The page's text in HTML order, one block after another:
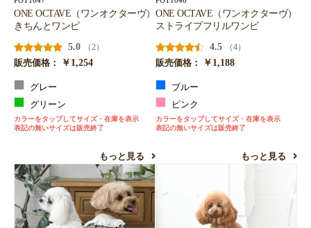
ONE OCTAVE（ワンオクターヴ）
きちんとワンピ
5.0
（2）
販売価格：
￥1,254
グレー
グリーン
カラーをタップしてサイズ・在庫を表示
表記の無いサイズは販売終了
もっと見る
ONE OCTAVE（ワンオクターヴ）
ストライプフリルワンピ
4.5
（4）
販売価格：
￥1,188
ブルー
ピンク
カラーをタップしてサイズ・在庫を表示
表記の無いサイズは販売終了
もっと見る